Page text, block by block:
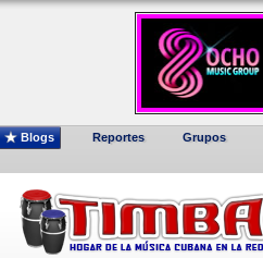
Blogs Reportes Grupos